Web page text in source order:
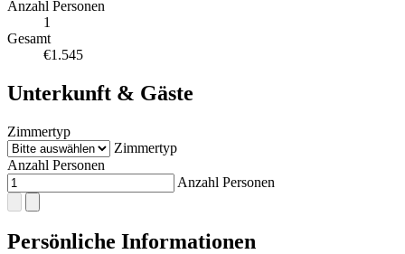
Anzahl Personen
1
Gesamt
€1.545
Unterkunft & Gäste
Zimmertyp
Zimmertyp
Anzahl Personen
Anzahl Personen
Persönliche Informationen